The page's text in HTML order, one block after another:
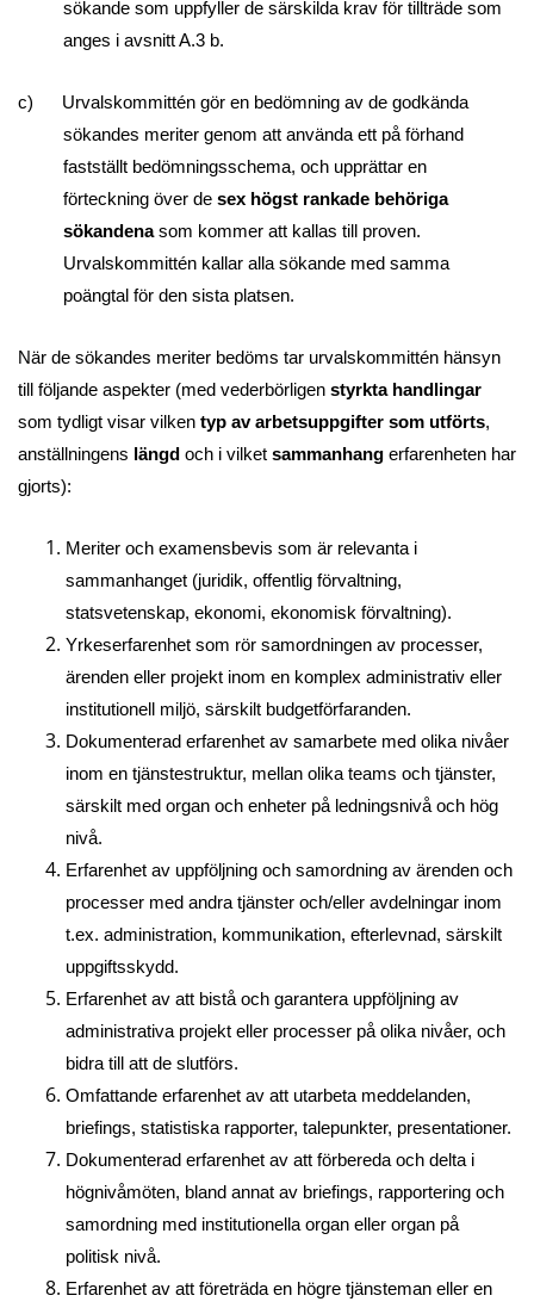
sökande som uppfyller de särskilda krav för tillträde som
anges i avsnitt A.3 b.
c) Urvalskommittén gör en bedömning av de godkända
sökandes meriter genom att använda ett på förhand
fastställt bedömningsschema, och upprättar en
förteckning över de sex högst rankade behöriga
sökandenasom kommer att kallas till proven.
Urvalskommittén kallar alla sökande med samma
poängtal för den sista platsen.
När de sökandes meriter bedöms tar urvalskommittén hänsyn
till följande aspekter (med vederbörligen styrkta handlingar
som tydligt visar vilken typ av arbetsuppgifter som utförts,
anställningens längd och i vilket sammanhang erfarenheten har
gjorts):
Meriter och examensbevis som är relevanta i
sammanhanget (juridik, offentlig förvaltning,
statsvetenskap, ekonomi, ekonomisk förvaltning).
Yrkeserfarenhet som rör samordningen av processer,
ärenden eller projekt inom en komplex administrativ eller
institutionell miljö, särskilt budgetförfaranden.
Dokumenterad erfarenhet av samarbete med olika nivåer
inom en tjänstestruktur, mellan olika teams och tjänster,
särskilt med organ och enheter på ledningsnivå och hög
nivå.
Erfarenhet av uppföljning och samordning av ärenden och
processer med andra tjänster och/eller avdelningar inom
t.ex. administration, kommunikation, efterlevnad, särskilt
uppgiftsskydd.
Erfarenhet av att bistå och garantera uppföljning av
administrativa projekt eller processer på olika nivåer, och
bidra till att de slutförs.
Omfattande erfarenhet av att utarbeta meddelanden,
briefings, statistiska rapporter, talepunkter, presentationer.
Dokumenterad erfarenhet av att förbereda och delta i
högnivåmöten, bland annat av briefings, rapportering och
samordning med institutionella organ eller organ på
politisk nivå.
Erfarenhet av att företräda en högre tjänsteman eller en